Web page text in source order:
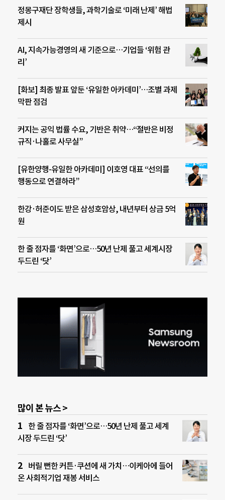
정몽구재단 장학생들, 과학기술로 ‘미래 난제’ 해법
제시
AI, 지속가능경영의 새 기준으로…기업들 ‘위험 관
리’
[화보] 최종 발표 앞둔 ‘유일한 아카데미’…조별 과제
막판 점검
커지는 공익 법률 수요, 기반은 취약…“절반은 비정
규직·나홀로 사무실”
[유한양행-유일한 아카데미] 이호영 대표 “선의를
행동으로 연결하라”
한강·허준이도 받은 삼성호암상, 내년부터 상금 5억
원
한 줄 점자를 ‘화면’으로…50년 난제 풀고 세계시장
두드린 ‘닷’
많이 본 뉴스 >
한 줄 점자를 ‘화면’으로…50년 난제 풀고 세계
시장 두드린 ‘닷’
버릴 뻔한 커튼·쿠션에 새 가치…이케아에 들어
온 사회적기업 재봉 서비스